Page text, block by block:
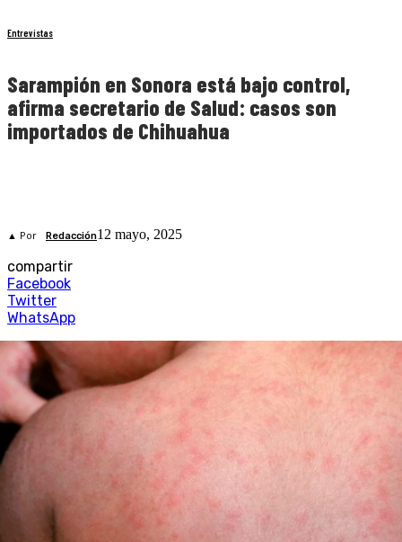
Entrevistas
Sarampión en Sonora está bajo control,
afirma secretario de Salud: casos son
importados de Chihuahua
▲ Por Redacción12 mayo, 2025
compartir
Facebook
Twitter
WhatsApp